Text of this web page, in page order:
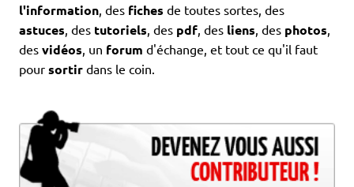
l'information , des fiches de toutes sortes, des
astuces , des tutoriels , des pdf , des liens , des photos
des vidéos , un forum d'échange, et tout ce qu'il faut
pour sortir dans le coin.